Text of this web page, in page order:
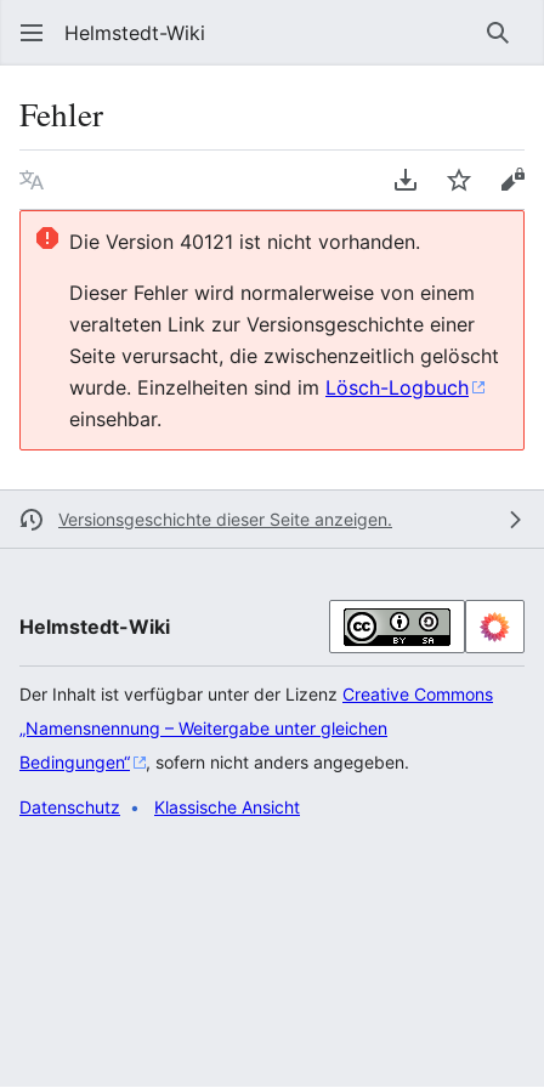
Helmstedt-Wiki
Fehler
Sprache PDF
Die Version 40121 ist nicht vorhanden.
Dieser Fehler wird normalerweise von einem
veralteten Link zur Versionsgeschichte einer
Seite verursacht, die zwischenzeitlich gelöscht
wurde. Einzelheiten sind im Lösch-Logbuch
einsehbar.
Versionsgeschichte dieser Seite anzeigen.
Helmstedt-Wiki
Der Inhalt ist verfügbar unter der Lizenz Creative Commons
„Namensnennung – Weitergabe unter gleichen
Bedingungen“
, sofern nicht anders angegeben.
Datenschutz Klassische Ansicht